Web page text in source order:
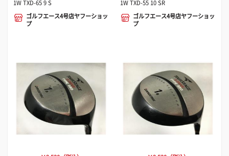
1W TXD-65 9 S
ゴルフエース4号店ヤフーショッ
プ
1W TXD-55 10 SR
ゴルフエース4号店ヤフーショッ
プ